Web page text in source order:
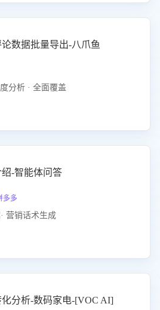
数据批量导出-八爪鱼
分析 · 全面覆盖
-智能体问答
多
营销话术生成
化分析-数码家电-[VOC AI]